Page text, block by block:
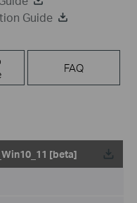
Guide
FAQ
[beta]